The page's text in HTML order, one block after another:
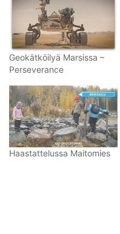
Geokätköilyä Marsissa –
Perseverance
Haastattelussa Maitomies